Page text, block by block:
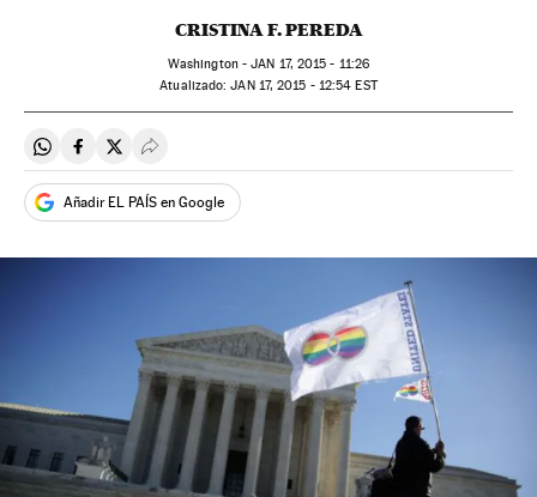
CRISTINA F. PEREDA
Washington -JAN 17, 2015 - 11:26
atualizado: JAN17, 2015 - 12:54 EST
Compartir en Whatsapp
Compartir en Facebook
Compartir en Twitter
Desplegar Redes Sociales
Añadir EL PAÍS en Google